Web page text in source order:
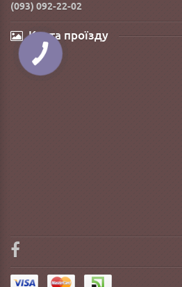
(093) 092-22-02
Карта проїзду